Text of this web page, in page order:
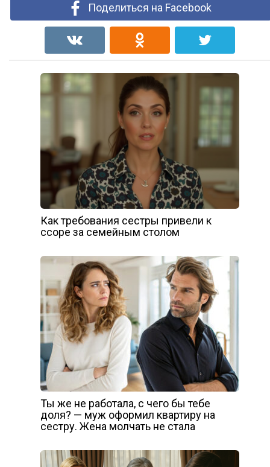
Поделиться на Facebook
Как требования сестры привели к
ссоре за семейным столом
Ты же не работала, с чего бы тебе
доля? — муж оформил квартиру на
сестру. Жена молчать не стала